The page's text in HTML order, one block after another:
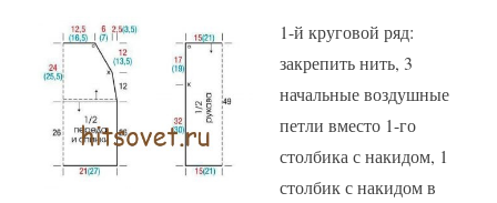
1-й круговой ряд:
закрепить нить, 3
начальные воздушные
петли вместо 1-го
столбика с накидом, 1
столбик с накидом в